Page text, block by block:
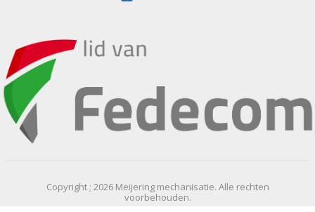
Copyright ; 2026 Meijering mechanisatie. Alle rechten
voorbehouden.